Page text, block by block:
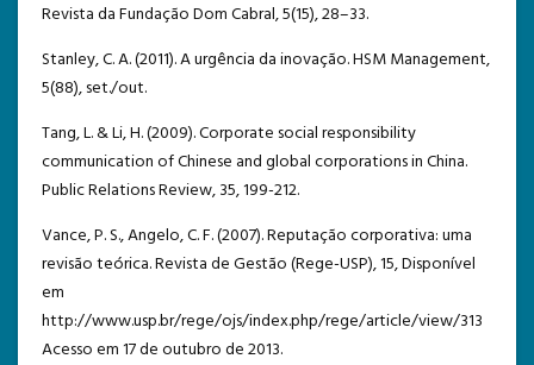
Revista da Fundação Dom Cabral, 5(15), 28–33.
Stanley, C. A. (2011). A urgência da inovação. HSM Management,
5(88), set./out.
Tang, L. & Li, H. (2009). Corporate social responsibility
communication of Chinese and global corporations in China.
Public Relations Review, 35, 199-212.
Vance, P. S., Angelo, C. F. (2007). Reputação corporativa: uma
revisão teórica. Revista de Gestão (Rege-USP), 15, Disponível
em
http://www.usp.br/rege/ojs/index.php/rege/article/view/313
Acesso em 17 de outubro de 2013.